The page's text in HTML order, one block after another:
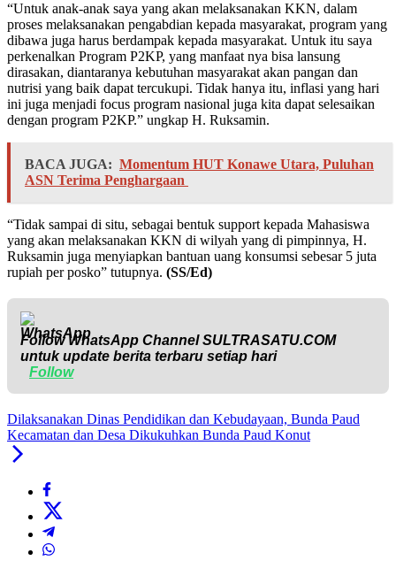
“Untuk anak-anak saya yang akan melaksanakan KKN, dalam
proses melaksanakan pengabdian kepada masyarakat, program yang
dibawa juga harus berdampak kepada masyarakat. Untuk itu saya
perkenalkan Program P2KP, yang manfaat nya bisa lansung
dirasakan, diantaranya kebutuhan masyarakat akan pangan dan
nutrisi yang baik dapat tercukupi. Tidak hanya itu, inflasi yang hari
ini juga menjadi focus program nasional juga kita dapat selesaikan
dengan program P2KP.” ungkap H. Ruksamin.
BACA JUGA: Momentum HUT Konawe Utara, Puluhan
ASN Terima Penghargaan
“Tidak sampai di situ, sebagai bentuk support kepada Mahasiswa
yang akan melaksanakan KKN di wilyah yang di pimpinnya, H.
Ruksamin juga menyiapkan bantuan uang konsumsi sebesar 5 juta
rupiah per posko” tutupnya. (SS/Ed)
Follow WhatsApp ChannelSULTRASATU.COM
untuk update berita terbaru setiap hari
Follow
Dilaksanakan Dinas Pendidikan dan Kebudayaan, Bunda Paud
Kecamatan dan Desa Dikukuhkan Bunda Paud Konut